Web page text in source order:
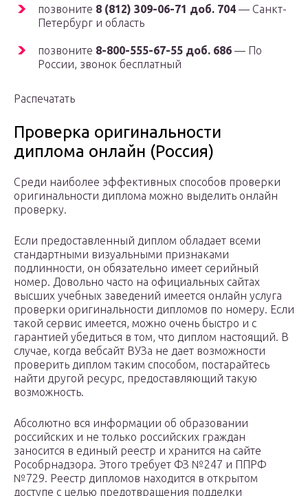
позвоните 8 (812) 309-06-71 доб. 704 — Санкт-
Петербург и область
позвоните 8-800-555-67-55 доб. 686 — По
России, звонок бесплатный
Распечатать
Проверка оригинальности
диплома онлайн (Россия)
Среди наиболее эффективных способов проверки
оригинальности диплома можно выделить онлайн
проверку.
Если предоставленный диплом обладает всеми
стандартными визуальными признаками
подлинности, он обязательно имеет серийный
номер. Довольно часто на официальных сайтах
высших учебных заведений имеется онлайн услуга
проверки оригинальности дипломов по номеру. Если
такой сервис имеется, можно очень быстро и с
гарантией убедиться в том, что диплом настоящий. В
случае, когда вебсайт ВУЗа не дает возможности
проверить диплом таким способом, постарайтесь
найти другой ресурс, предоставляющий такую
возможность.
Абсолютно вся информации об образовании
российских и не только российских граждан
заносится в единый реестр и хранится на сайте
Рособрнадзора. Этого требует ФЗ №247 и ППРФ
№729. Реестр дипломов находится в открытом
доступе с целью предотвращения подделки